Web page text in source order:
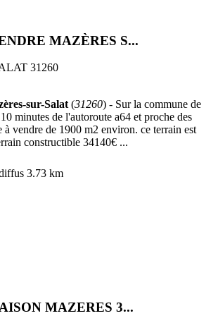
MAZÈRES S...
31260
sur-Salat (31260) - Sur la commune de
minutes de l'autoroute a64 et proche des
à vendre de 1900 m2 environ. ce terrain est
constructible 34140€ ...
3.73 km
MAZERES 3...